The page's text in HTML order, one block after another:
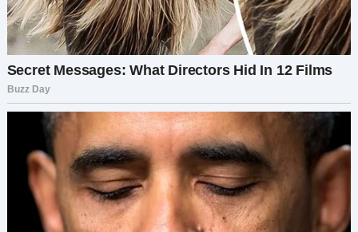
моим столом.
Я всё реже дую свечи на торте и
всё чаще думаю: а сколько ещё
осталось?
Пожалуйста, вернись. Хотя бы
на день. Позволь мне ещё раз
быть твоим папой…»